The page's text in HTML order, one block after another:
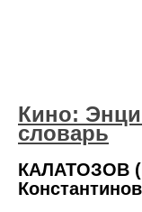
Кино:
словарь
КАЛАТОЗОВ